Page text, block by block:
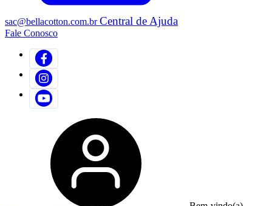
sac@bellacotton.com.brCentral de Ajuda
Fale Conosco